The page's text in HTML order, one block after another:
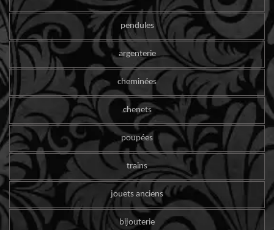
pendules
argenterie
cheminées
chenets
poupées
trains
jouets anciens
bijouterie